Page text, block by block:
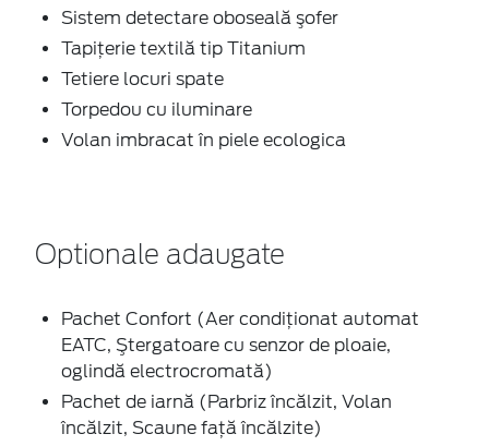
Sistem detectare oboseală şofer
Tapiţerie textilă tip Titanium
Tetiere locuri spate
Torpedou cu iluminare
Volan imbracat în piele ecologica
Optionale adaugate
Pachet Confort (Aer condiţionat automat
EATC, Ştergatoare cu senzor de ploaie,
oglindă electrocromată)
Pachet de iarnă (Parbriz încălzit, Volan
încălzit, Scaune faţă încălzite)